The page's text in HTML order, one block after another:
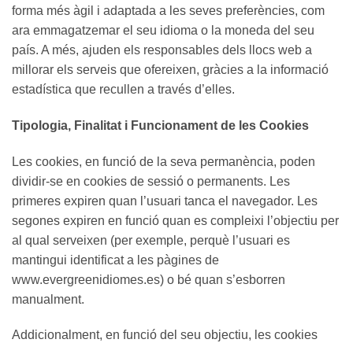
forma més àgil i adaptada a les seves preferències, com
ara emmagatzemar el seu idioma o la moneda del seu
país. A més, ajuden els responsables dels llocs web a
millorar els serveis que ofereixen, gràcies a la informació
estadística que recullen a través d’elles.
Tipologia, Finalitat i Funcionament de les Cookies
Les cookies, en funció de la seva permanència, poden
dividir-se en cookies de sessió o permanents. Les
primeres expiren quan l’usuari tanca el navegador. Les
segones expiren en funció quan es compleixi l’objectiu per
al qual serveixen (per exemple, perquè l’usuari es
mantingui identificat a les pàgines de
www.evergreenidiomes.es) o bé quan s’esborren
manualment.
Addicionalment, en funció del seu objectiu, les cookies